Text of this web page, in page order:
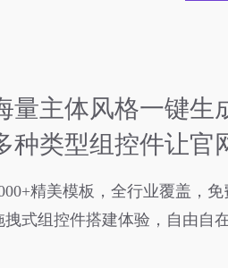
量主体风格一键生
种类型组控件让官
精美模板，全行业覆盖，
拽式组控件搭建体验，自由自